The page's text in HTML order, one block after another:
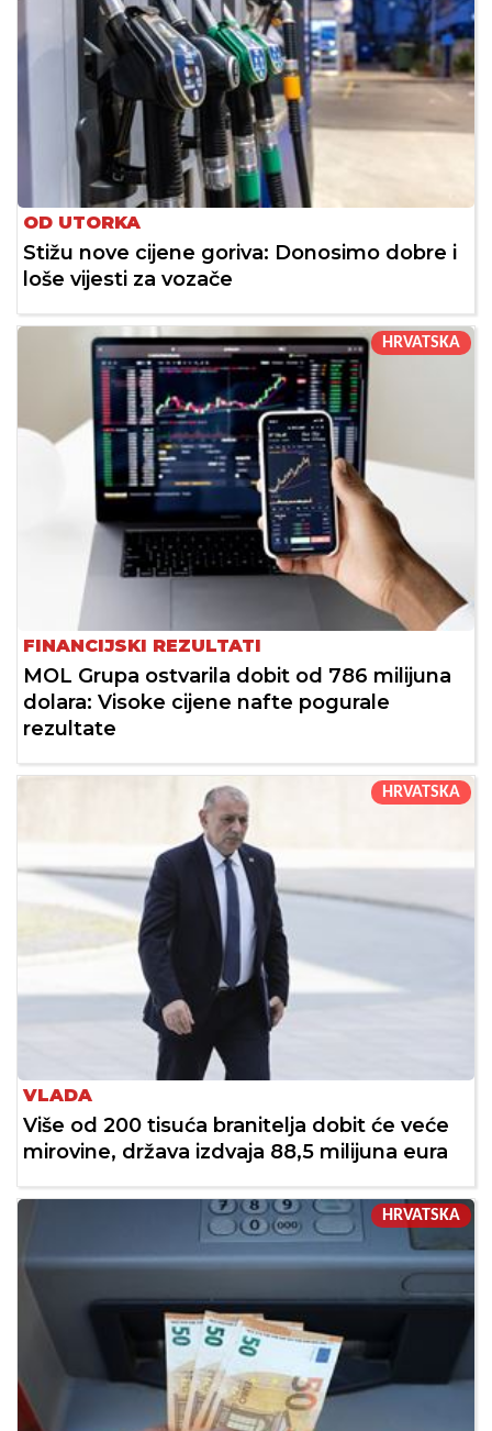
OD UTORKA
Stižu nove cijene goriva: Donosimo dobre i
loše vijesti za vozače
HRVATSKA
FINANCIJSKI REZULTATI
MOL Grupa ostvarila dobit od 786 milijuna
dolara: Visoke cijene nafte pogurale
rezultate
HRVATSKA
VLADA
Više od 200 tisuća branitelja dobit će veće
mirovine, država izdvaja 88,5 milijuna eura
HRVATSKA